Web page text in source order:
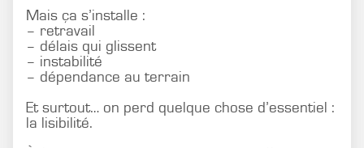
Mais ça s’installe :
– retravail
– délais qui glissent
– instabilité
– dépendance au terrain
Et surtout… on perd quelque chose d’essentiel :
la lisibilité.